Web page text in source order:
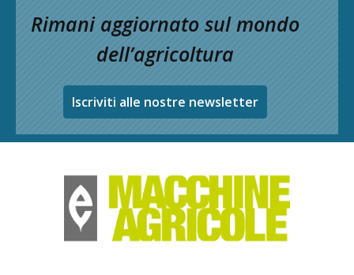
Rimani aggiornato sul mondo
dell’agricoltura
Iscriviti alle nostre newsletter